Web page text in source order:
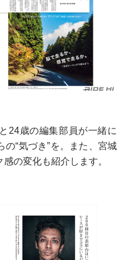
24歳の編集部員が一緒に
“気づき”を。また、宮城
の変化も紹介します。